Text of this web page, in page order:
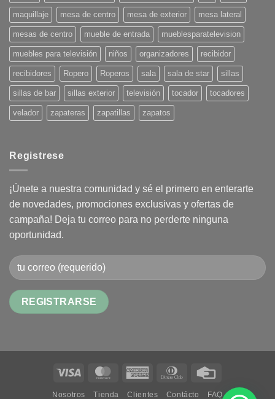
maquillaje mesa de centro mesa de exterior mesa lateral
mesas de centro mueble de entrada mueblesparatelevision
muebles para televisión niños organizadores recibidor
recibidores Ropero Roperos sala sala de star sillas
sillas de bar sillas exterior televisión tocador tocadores
velador zapateras zapatillas zapatos
Registrese
¡Únete a nuestra comunidad y sé el primero en enterarte
de novedades, promociones exclusivas y ofertas de
campaña! Deja tu correo para no perderte ninguna
oportunidad.
Visa MasterCardAmerican
Dinners
Card
Nosotros Tienda Clientes Contácto FAQ